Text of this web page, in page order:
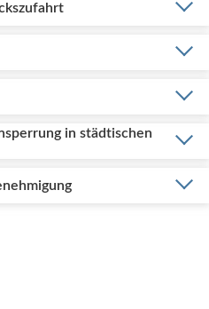
in städtischen